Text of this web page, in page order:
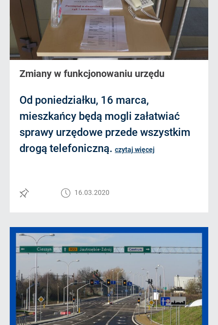
Zmiany w funkcjonowaniu urzędu
Od poniedziałku, 16 marca,
mieszkańcy będą mogli załatwiać
sprawy urzędowe przede wszystkim
drogą telefoniczną. czytaj więcej
16.03.2020